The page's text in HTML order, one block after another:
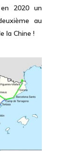
en 2020 un
au
la Chine !